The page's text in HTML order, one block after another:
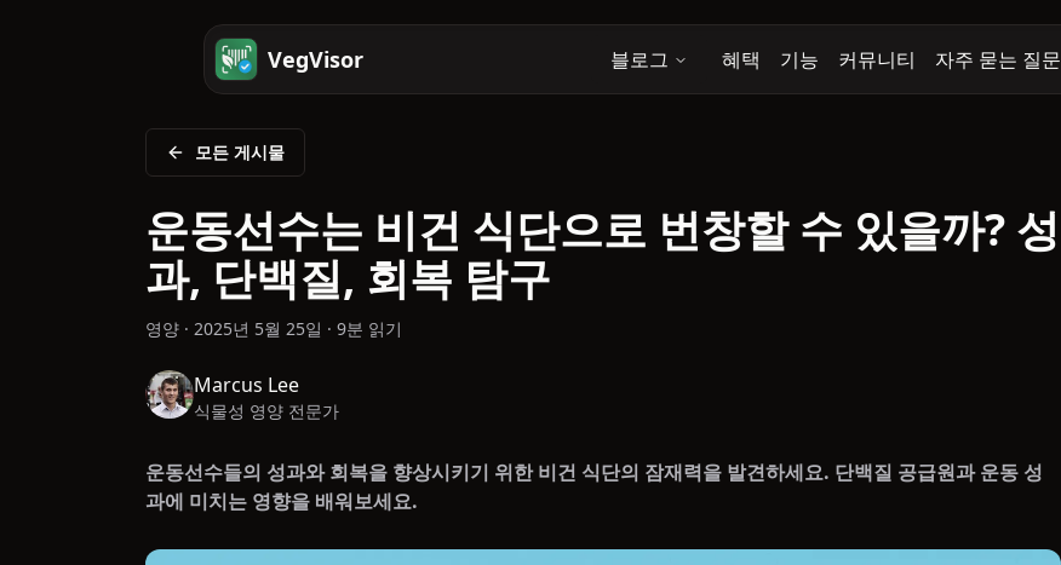
VegVisor 블로그 혜택 기능 커뮤니티 자주 묻는 질문
모든 게시물
운동선수는 비건 식단으로 번창할 수 있을까? 성
과, 단백질, 회복 탐구
영양 · 2025년 5월 25일 · 9분 읽기
Marcus Lee
식물성 영양 전문가
운동선수들의 성과와 회복을 향상시키기 위한 비건 식단의 잠재력을 발견하세요. 단백질 공급원과 운동 성
과에 미치는 영향을 배워보세요.